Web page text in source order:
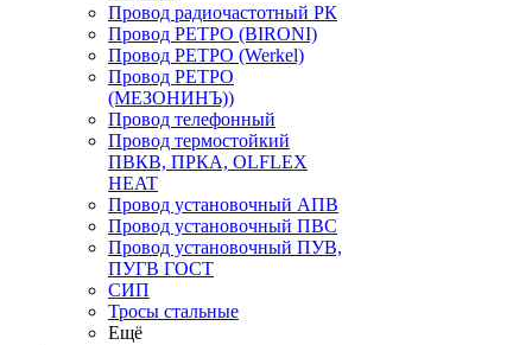
Провод радиочастотный РК
Провод РЕТРО (BIRONI)
Провод РЕТРО (Werkel)
Провод РЕТРО
(МЕЗОНИНЪ))
Провод телефонный
Провод термостойкий
ПВКВ, ПРКА, OLFLEX
HEAT
Провод установочный АПВ
Провод установочный ПВС
Провод установочный ПУВ,
ПУГВ ГОСТ
СИП
Тросы стальные
Ещё